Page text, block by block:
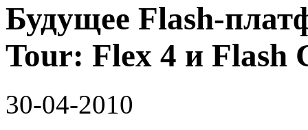
Будущее Flash-
Tour: Flex 4 и Flash
30-04-2010